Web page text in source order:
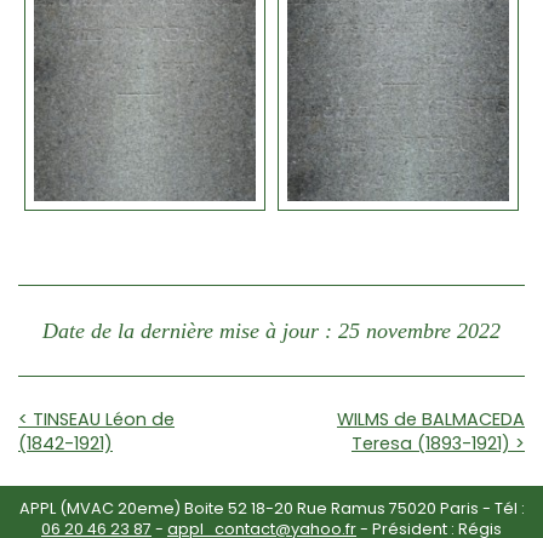
Date de la dernière mise à jour : 25 novembre 2022
< TINSEAU Léon de
(1842-1921)
WILMS de BALMACEDA
Teresa (1893-1921) >
APPL (MVAC 20eme) Boite 52 18-20 Rue Ramus 75020 Paris - Tél :
06 20 46 23 87 - appl_contact@yahoo.fr- Président : Régis